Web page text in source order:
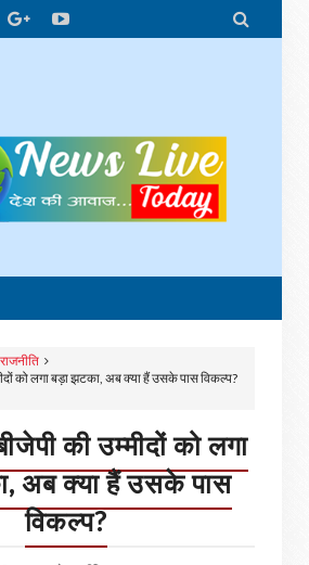

राजनीति
को लगा बड़ा झटका, अब क्या हैं उसके पास विकल्प?
की उम्मीदों को लगा
अब क्या हैं उसके पास
विकल्प?